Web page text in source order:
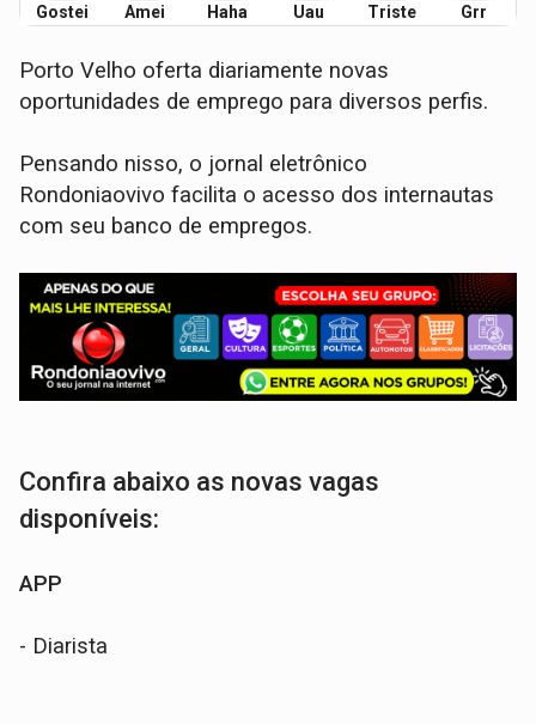
Gostei Amei Haha Uau Triste Grr
Porto Velho oferta diariamente novas
oportunidades de emprego para diversos perfis.
Pensando nisso, o jornal eletrônico
Rondoniaovivo facilita o acesso dos internautas
com seu banco de empregos.
Confira abaixo as novas vagas
disponíveis:
APP
- Diarista